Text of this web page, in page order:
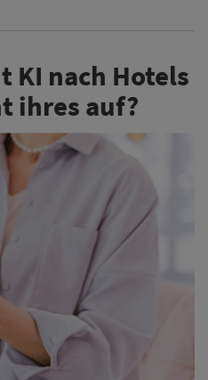
KI nach Hotels
ihres auf?